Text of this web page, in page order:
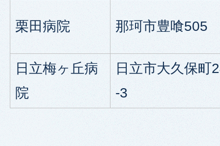
栗田病院 那珂市豊喰505
日立梅ヶ丘病
院
日立市大久保町
-3